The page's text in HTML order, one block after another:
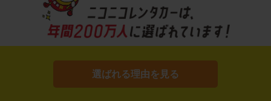
選ばれる理由を見る